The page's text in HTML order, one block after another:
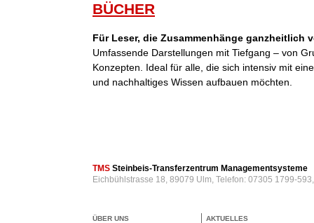
BÜCHER
Für Leser, die Zusammenhänge ganzheitlich
Umfassende Darstellungen mit Tiefgang – von
Konzepten. Ideal für alle, die sich intensiv mit
und nachhaltiges Wissen aufbauen möchten.
TMS Steinbeis-Transferzentrum Managementsysteme
Eichbühlstrasse 18, 89079 Ulm, Telefon: 07305 1799-
ÜBER UNS
AKTUELLES